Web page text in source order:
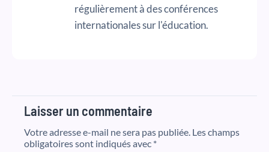
régulièrement à des conférences
internationales sur l'éducation.
Laisser un commentaire
Votre adresse e-mail ne sera pas publiée. Les champs
obligatoires sont indiqués avec *